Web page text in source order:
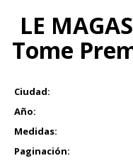
LE
Tome
Ciudad:
Año:
Medidas:
Paginación: